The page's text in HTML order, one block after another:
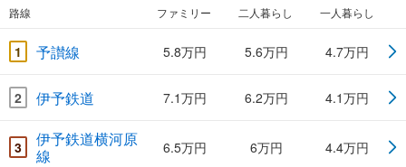
路線 ファミリー 二人暮らし 一人暮らし
1 予讃線 5.8万円 5.6万円 4.7万円
2 伊予鉄道 7.1万円 6.2万円 4.1万円
3
伊予鉄道横河原
線
6.5万円 6万円 4.4万円